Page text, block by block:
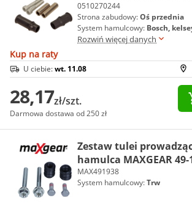
0510270244
Strona zabudowy:Oś przednia
System hamulcowy: Bosch,
Rozwiń więcej danych
Kup na raty
U ciebie:wt. 11.08
28,17zł/szt.
Darmowa dostawa od 250 zł
Zestaw tulei
hamulca MAXGEAR 49-
MAX491938
System hamulcowy:Trw